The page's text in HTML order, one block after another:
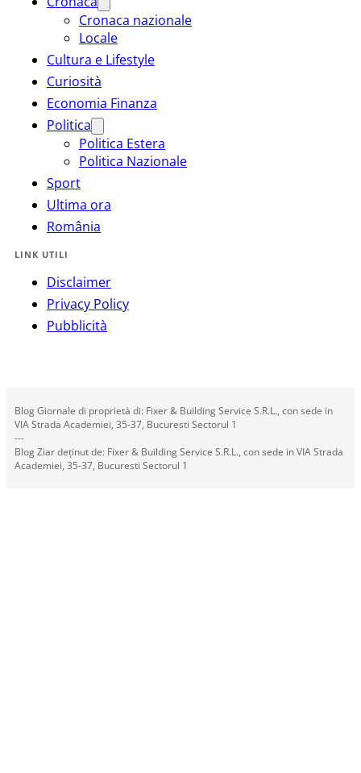
Cronaca nazionale
Locale
Cultura e Lifestyle
Curiosità
Economia Finanza
Politica
Politica Estera
Politica Nazionale
Sport
Ultima ora
România
LINK UTILI
Disclaimer
Privacy Policy
Pubblicità
Blog Giornale di proprietà di: Fixer & Building Service S.R.L., con sede in
VIA Strada Academiei, 35-37, Bucuresti Sectorul 1
---
Blog Ziar deținut de: Fixer & Building Service S.R.L., con sede in VIA Strada
Academiei, 35-37, Bucuresti Sectorul 1